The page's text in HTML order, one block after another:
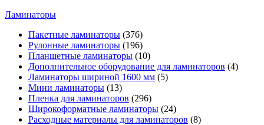
Ламинаторы
Пакетные ламинаторы (376)
Рулонные ламинаторы (196)
Планшетные ламинаторы (10)
Дополнительное оборудование для ламинаторов (4)
Ламинаторы шириной 1600 мм (5)
Мини ламинаторы (13)
Пленка для ламинаторов (296)
Широкоформатные ламинаторы (24)
Расходные материалы для ламинаторов (8)